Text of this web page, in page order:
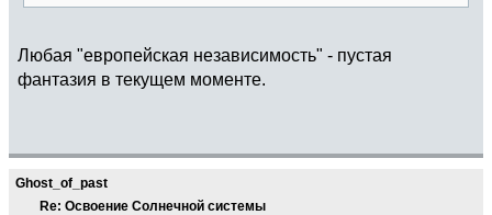
Любая "европейская независимость" - пустая
фантазия в текущем моменте.
Ghost_of_past
Re: Освоение Солнечной системы